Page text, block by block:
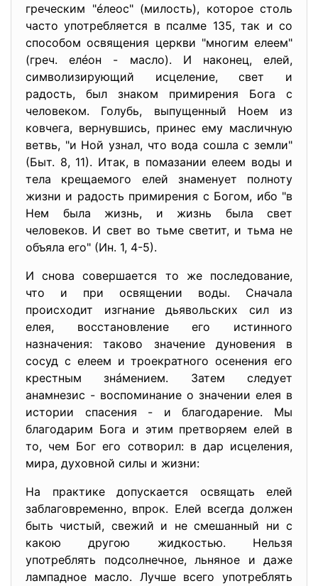
греческим "éлеос" (милость), которое столь
часто употребляется в псалме 135, так и со
способом освящения церкви "многим елеем"
(греч. елéон - масло). И наконец, елей,
символизирующий исцеление, свет и
радость, был знаком примирения Бога с
человеком. Голубь, выпущенный Ноем из
ковчега, вернувшись, принес ему масличную
ветвь, "и Ной узнал, что вода сошла с земли"
(Быт. 8, 11). Итак, в помазании елеем воды и
тела крещаемого елей знаменует полноту
жизни и радость примирения с Богом, ибо "в
Нем была жизнь, и жизнь была свет
человеков. И свет во тьме светит, и тьма не
объяла его" (Ин. 1, 4-5).
И снова совершается то же последование,
что и при освящении воды. Сначала
происходит изгнание дьявольских сил из
елея, восстановление его истинного
назначения: таково значение дуновения в
сосуд с елеем и троекратного осенения его
крестным знáмением. Затем следует
анамнезис - воспоминание о значении елея в
истории спасения - и благодарение. Мы
благодарим Бога и этим претворяем елей в
то, чем Бог его сотворил: в дар исцеления,
мира, духовной силы и жизни:
На практике допускается освящать елей
заблаговременно, впрок. Елей всегда должен
быть чистый, свежий и не смешанный ни с
какою другою жидкостью. Нельзя
употреблять подсолнечное, льняное и даже
лампадное масло. Лучше всего употреблять